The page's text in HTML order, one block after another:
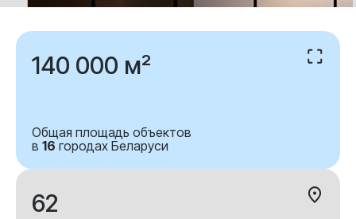
140 000 м²
Общая площадь объектов
в 16 городах Беларуси
62